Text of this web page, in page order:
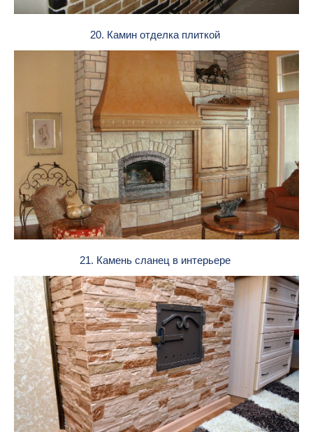
20. Камин отделка плиткой
21. Камень сланец в интерьере